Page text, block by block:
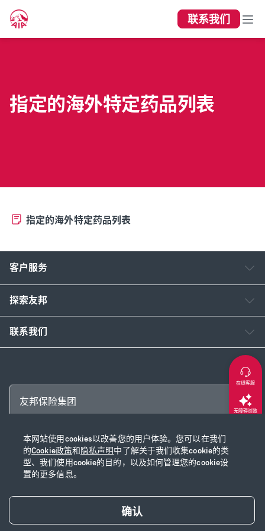
联系我们
指定的海外特定药品列表
指定的海外特定药品列表
本网站使用cookies以改善您的用户体验。您可以在我们
的Cookie政策和隐私声明中了解关于我们收集cookie的类
型、我们使用cookie的目的，以及如何管理您的cookie设
置的更多信息。
确认
客户服务
探索友邦
联系我们
友邦保险集团
Copyright © 2026 友邦保险控股有限公司及其附属公司
网站使用说明|隐私声明|Cookie政策 |沪ICP备2020028590号-1|沪公网安
备31010102003115号
在线客服
无障碍浏览